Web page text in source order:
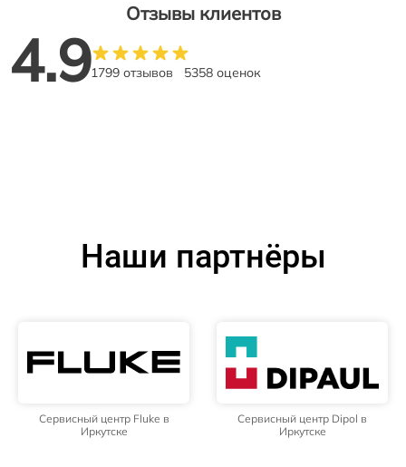
Отзывы клиентов
4.91799 отзывов 5358 оценок
Наши партнёры
Сервисный центр Fluke в
Иркутске
Сервисный центр Dipol в
Иркутске